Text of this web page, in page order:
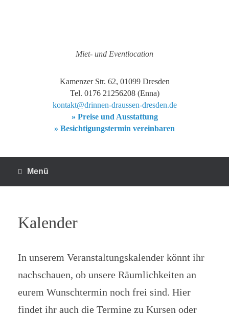
Miet- und Eventlocation
Kamenzer Str. 62, 01099 Dresden
Tel. 0176 21256208 (Enna)
kontakt@drinnen-draussen-dresden.de
» Preise und Ausstattung
» Besichtigungstermin vereinbaren
Menü
Kalender
In unserem Veranstaltungskalender könnt ihr
nachschauen, ob unsere Räumlichkeiten an
eurem Wunschtermin noch frei sind. Hier
findet ihr auch die Termine zu Kursen oder